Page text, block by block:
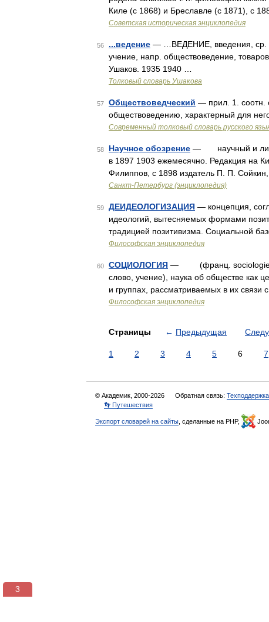
Киле (с 1868) и Бреславле (с 1871), с
Советская историческая энциклопедия
56 ...ведение — …ВЕДЕНИЕ, введения, ср.
учение, напр. обществоведение,
Ушаков. 1935 1940 …
Толковый словарь Ушакова
57 Обществоведческий — прил. 1. соотн.
обществоведению, характерный для
Современный толковый словарь русского
58 Научное обозрение — научный и
в 1897 1903 ежемесячно. Редакция на
Филиппов, с 1898 издатель П. П.
Санкт-Петербург (энциклопедия)
59 ДЕИДЕОЛОГИЗАЦИЯ — концепция,
идеологий, вытесняемых формами
традицией позитивизма. Социальной
Философская энциклопедия
60 СОЦИОЛОГИЯ — (франц. sociologie,
слово, учение), наука об обществе как
и группах, рассматриваемых в их
Философская энциклопедия
Страницы ← Предыдущая
1 2 3 4 5 6 7
© Академик, 2000-2026 Обратная связь: Техподдержка
👣 Путешествия
Экспорт словарей на сайты , сделанные на PHP,
3